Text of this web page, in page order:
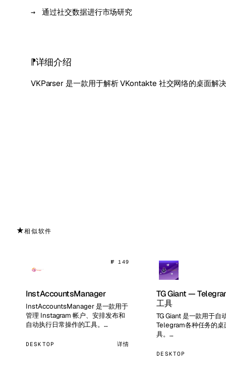
通过社交数据进行市场研究
详细介绍
VKParser 是一款用于解析 VKontakte 社交网络的桌面解决
★相似软件
№ 149
InstAccountsManager
InstAccountsManager 是一款用于
管理 Instagram 帐户、安排发布和
自动执行日常操作的工具。…
DESKTOP 详情
TG Giant —
工具
TG Giant 是一款用于自
Telegram各种任务的桌
具。…
DESKTOP